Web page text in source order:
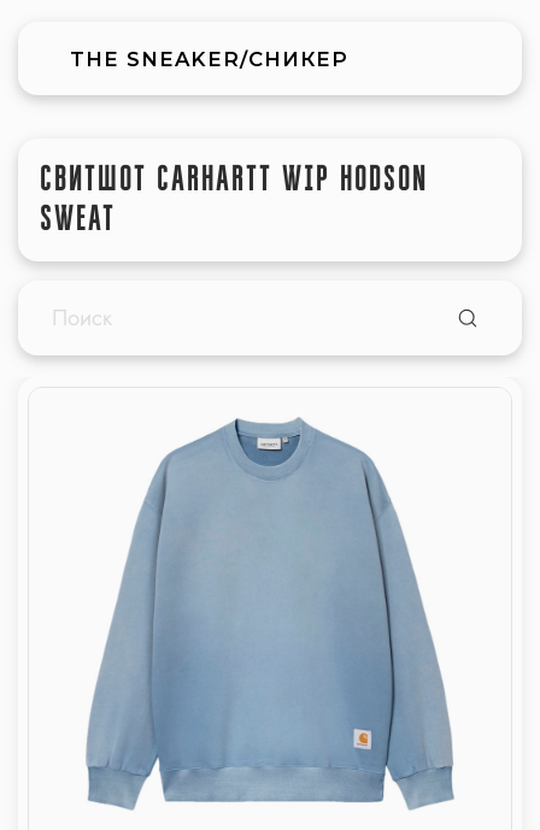
THE SNEAKER/СНИКЕР
СВИТШОТ CARHARTT WIP HODSON
SWEAT